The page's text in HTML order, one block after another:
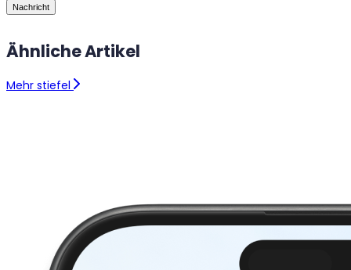
Ähnliche Artikel
Mehr stiefel
Nachricht